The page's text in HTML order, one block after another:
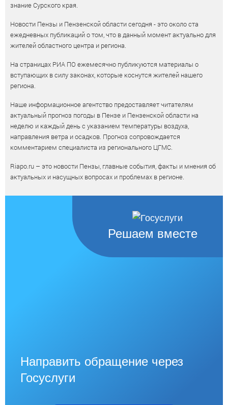
знание Сурского края.
Новости Пензы и Пензенской области сегодня - это около ста
ежедневных публикаций о том, что в данный момент актуально для
жителей областного центра и региона.
На страницах РИА ПО ежемесячно публикуются материалы о
вступающих в силу законах, которые коснутся жителей нашего
региона.
Наше информационное агентство предоставляет читателям
актуальный прогноз погоды в Пензе и Пензенской области на
неделю и каждый день с указанием температуры воздуха,
направления ветра и осадков. Прогноз сопровождается
комментарием специалиста из регионального ЦГМС.
Riapo.ru – это новости Пензы, главные события, факты и мнения об
актуальных и насущных вопросах и проблемах в регионе.
Решаем вместе
Направить обращение через
Госуслуги